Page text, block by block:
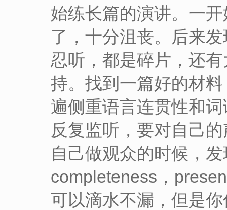
始练长篇的演讲。一
了，十分沮丧。后来
忍听，都是碎片，还
持。找到一篇好的材
遍侧重语言连贯性和
反复监听，要对自己
自己做观众的时候，
completeness，
可以滴水不漏，但是